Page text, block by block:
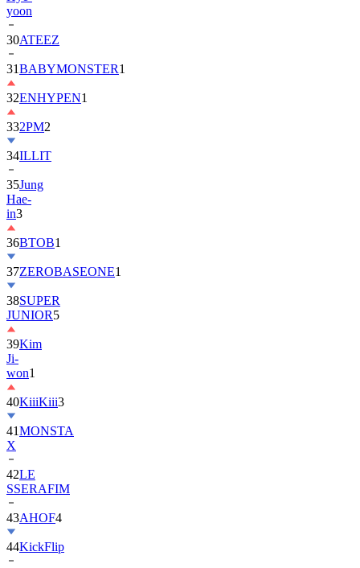
30ATEEZ
31BABYMONSTER
32ENHYPEN1
332PM2
34ILLIT
35Jung
Hae-
in3
36BTOB
37ZEROBASEONE
38SUPER
JUNIOR
39Kim
Ji-
won1
40KiiiKiii
41MONSTA
X
42
SSERAFIM
43AHOF4
44KickFlip
45TWICE1